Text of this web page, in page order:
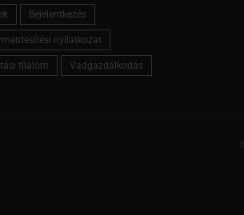
Bejelentkezés
nyilatkozat
tilalom Vadgazdálkodás